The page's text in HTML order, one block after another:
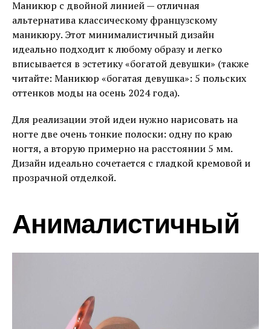
Маникюр с двойной линией — отличная
альтернатива классическому французскому
маникюру. Этот минималистичный дизайн
идеально подходит к любому образу и легко
вписывается в эстетику «богатой девушки» (также
читайте: Маникюр «богатая девушка»: 5 польских
оттенков моды на осень 2024 года).
Для реализации этой идеи нужно нарисовать на
ногте две очень тонкие полоски: одну по краю
ногтя, а вторую примерно на расстоянии 5 мм.
Дизайн идеально сочетается с гладкой кремовой и
прозрачной отделкой.
Анималистичный